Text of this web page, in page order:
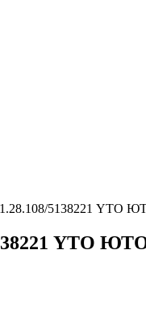
1.28.108/5138221 YTO
YTO